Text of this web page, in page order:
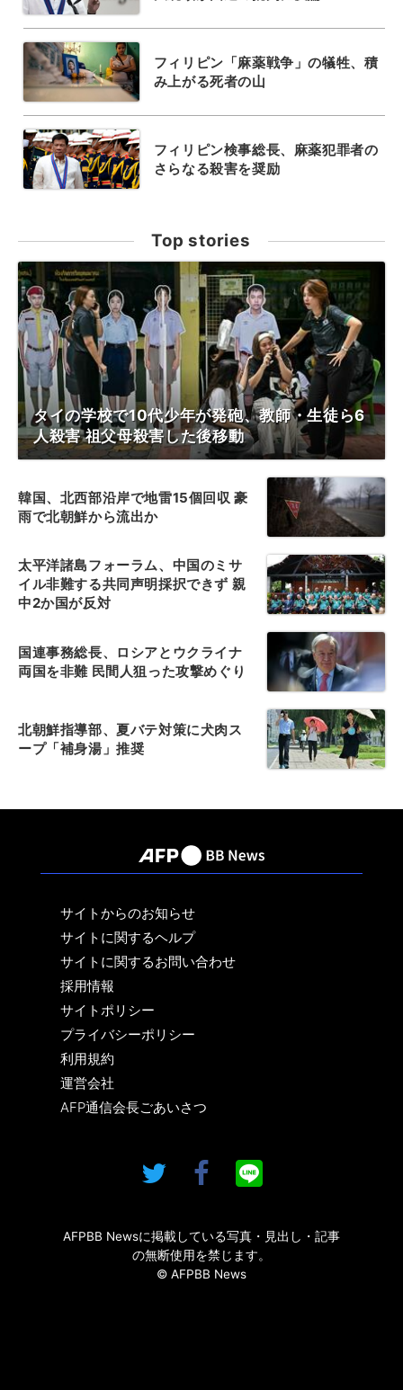
フィリピン「麻薬戦争」の犠牲、積
み上がる死者の山
フィリピン検事総長、麻薬犯罪者の
さらなる殺害を奨励
Top stories
タイの学校で10代少年が発砲、教師・生徒ら6
人殺害 祖父母殺害した後移動
韓国、北西部沿岸で地雷15個回収 豪
雨で北朝鮮から流出か
太平洋諸島フォーラム、中国のミサ
イル非難する共同声明採択できず 親
中2か国が反対
国連事務総長、ロシアとウクライナ
両国を非難 民間人狙った攻撃めぐり
北朝鮮指導部、夏バテ対策に犬肉ス
ープ「補身湯」推奨
サイトからのお知らせ
サイトに関するヘルプ
サイトに関するお問い合わせ
採用情報
サイトポリシー
プライバシーポリシー
利用規約
運営会社
AFP通信会長ごあいさつ
AFPBB Newsに掲載している写真・見出し・記事
の無断使用を禁じます。
© AFPBB News